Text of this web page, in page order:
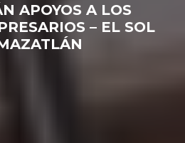
APOYOS A LOS
– EL SOL